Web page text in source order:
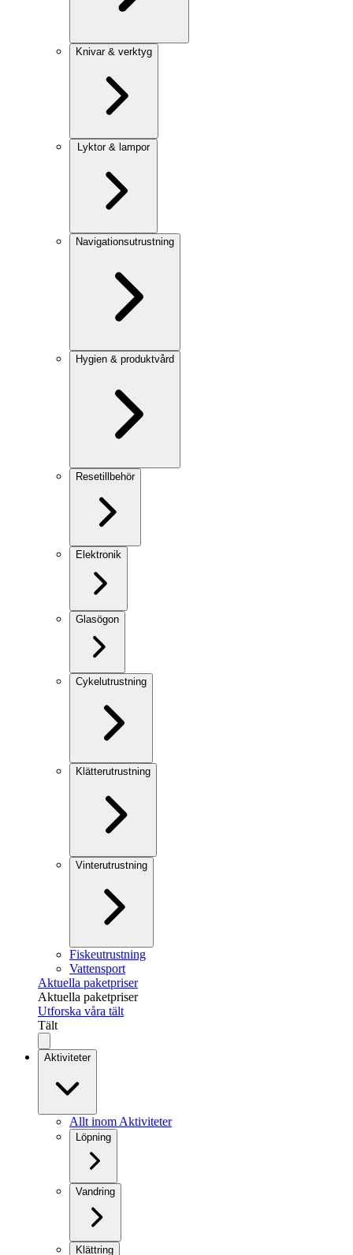
Knivar & verktyg
Lyktor & lampor
Navigationsutrustning
Hygien & produktvård
Resetillbehör
Elektronik
Glasögon
Cykelutrustning
Klätterutrustning
Vinterutrustning
Fiskeutrustning
Vattensport
Aktuella paketpriser
Aktuella paketpriser
Utforska våra tält
Tält
Aktiviteter
Allt inom Aktiviteter
Löpning
Vandring
Klättring